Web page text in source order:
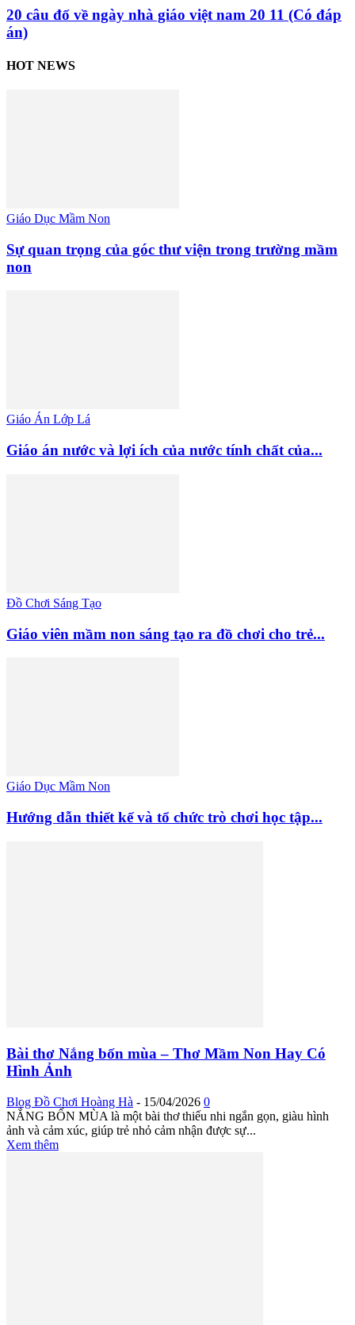
20 câu đố về ngày nhà giáo việt nam 20 11 (Có đáp
án)
HOT NEWS
Giáo Dục Mầm Non
Sự quan trọng của góc thư viện trong trường mầm
non
Giáo Án Lớp Lá
Giáo án nước và lợi ích của nước tính chất của...
Đồ Chơi Sáng Tạo
Giáo viên mầm non sáng tạo ra đồ chơi cho trẻ...
Giáo Dục Mầm Non
Hướng dẫn thiết kế và tổ chức trò chơi học tập...
Bài thơ Nắng bốn mùa – Thơ Mầm Non Hay Có
Hình Ảnh
Blog Đồ Chơi Hoàng Hà - 15/04/2026 0
NẮNG BỐN MÙA là một bài thơ thiếu nhi ngắn gọn, giàu hình
ảnh và cảm xúc, giúp trẻ nhỏ cảm nhận được sự...
Xem thêm